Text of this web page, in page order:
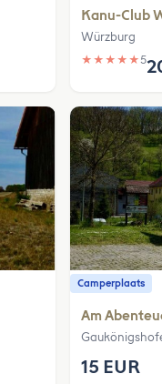
Kanu-Club
Würzburg
★ ★ ★ ★ ★5
Camperplaats
Am
15 EUR